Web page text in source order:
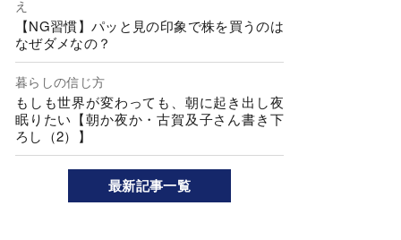
え
【NG習慣】パッと見の印象で株を買うのは
なぜダメなの？
暮らしの信じ方
もしも世界が変わっても、朝に起き出し夜
眠りたい【朝か夜か・古賀及子さん書き下
ろし（2）】
最新記事一覧